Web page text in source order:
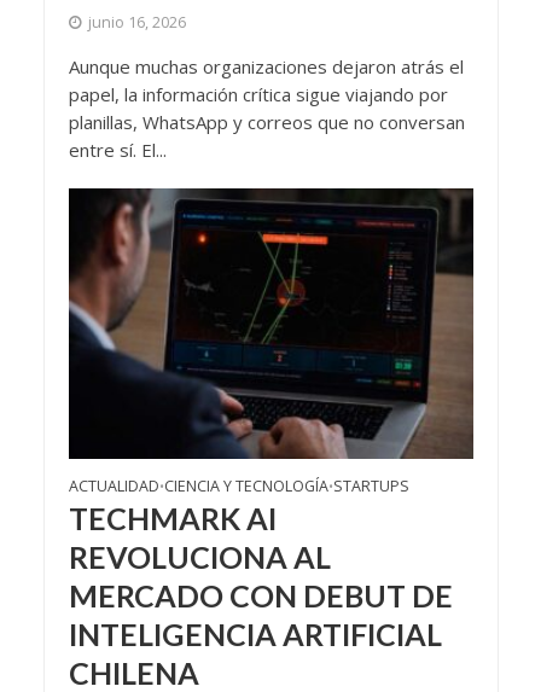
junio 16, 2026
Aunque muchas organizaciones dejaron atrás el
papel, la información crítica sigue viajando por
planillas, WhatsApp y correos que no conversan
entre sí. El...
ACTUALIDAD•CIENCIA Y TECNOLOGÍA•STARTUPS
TECHMARK AI
REVOLUCIONA AL
MERCADO CON DEBUT DE
INTELIGENCIA ARTIFICIAL
CHILENA